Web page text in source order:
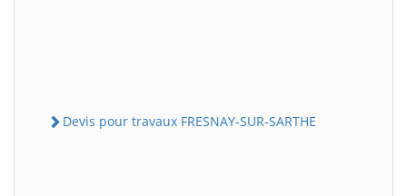
Devis pour travaux FRESNAY-SUR-SARTHE